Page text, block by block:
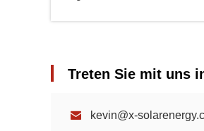
Treten Sie mit uns in
kevin@x-